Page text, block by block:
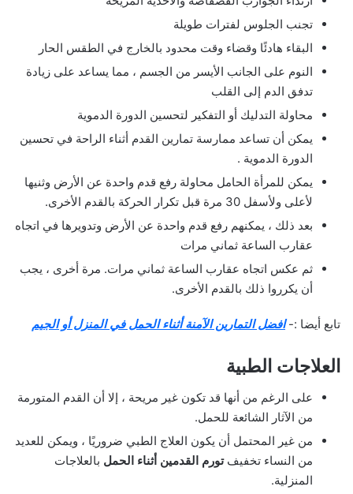
تجنب الجلوس لفترات طويلة
البقاء هادئًا وقضاء وقت محدود بالخارج في الطقس الحار
النوم على الجانب الأيسر من الجسم ، مما يساعد على زيادة
تدفق الدم إلى القلب
محاولة التدليك أو التفكير لتحسين الدورة الدموية
يمكن أن تساعد ممارسة تمارين القدم أثناء الراحة في تحسين
الدورة الدموية .
يمكن للمرأة الحامل محاولة رفع قدم واحدة عن الأرض وثنيها
لأعلى ولأسفل 30 مرة قبل تكرار الحركة بالقدم الأخرى.
بعد ذلك ، يمكنهم رفع قدم واحدة عن الأرض وتدويرها في اتجاه
عقارب الساعة ثماني مرات
ثم عكس اتجاه عقارب الساعة ثماني مرات. مرة أخرى ، يجب
أن يكرروا ذلك بالقدم الأخرى.
تابع أيضا :-افضل التمارين الآمنة أثناء الحمل في المنزل أو الجيم
العلاجات الطبية
على الرغم من أنها قد تكون غير مريحة ، إلا أن القدم المتورمة
من الآثار الشائعة للحمل.
من غير المحتمل أن يكون العلاج الطبي ضروريًا ، ويمكن للعديد
من النساء تخفيفتورم القدمين أثناء الحمل بالعلاجات
المنزلية.